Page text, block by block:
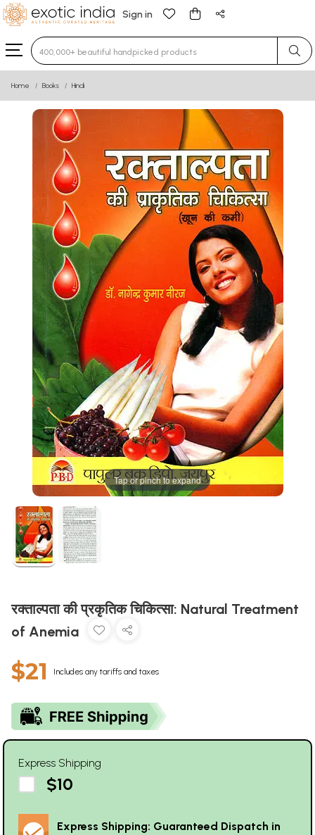
Sign in
Type 3 or more characters for results.
Home Books Hindi
Tap or pinch to expand
रक्ताल्पता की प्रकृतिक चिकित्सा: Natural Treatment
of Anemia
$21 Includes any tariffs and taxes
Express Shipping
$10
Express Shipping: Guaranteed Dispatch in